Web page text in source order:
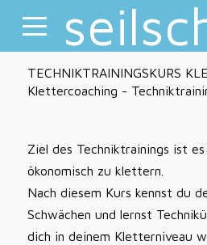
TECHNIKTRAININGSKURS
Klettercoaching -
Ziel des Techniktrainings ist
ökonomisch zu klettern.
Nach diesem Kurs kennst du
Schwächen und lernst
dich in deinem Kletterniveau